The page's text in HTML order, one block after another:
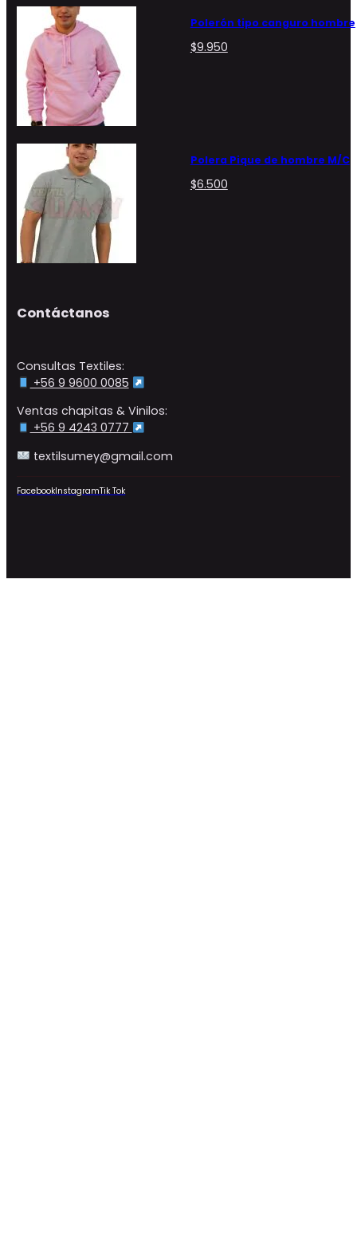
Polerón tipo canguro hombre
$9.950
Polera Pique de hombre M/C
$6.500
Contáctanos
Consultas Textiles:
+56 9 9600 0085
Ventas chapitas & Vinilos:
+56 9 4243 0777
textilsumey@gmail.com
FacebookInstagramTik Tok